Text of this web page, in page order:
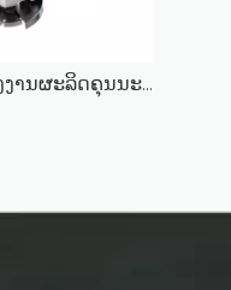
ໂຮງງານຜະລິດຄຸນນະພາບສູງ 2600W 180mm Industrial Grade Brushless Grinding Tool Electric Brushless Angle Grinder Machine